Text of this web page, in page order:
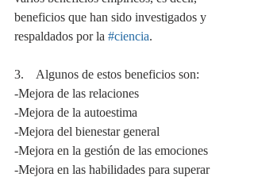
beneficios que han sido investigados y
respaldados por la #ciencia.
3.    Algunos de estos beneficios son:
-Mejora de las relaciones
-Mejora de la autoestima
-Mejora del bienestar general
-Mejora en la gestión de las emociones
-Mejora en las habilidades para superar